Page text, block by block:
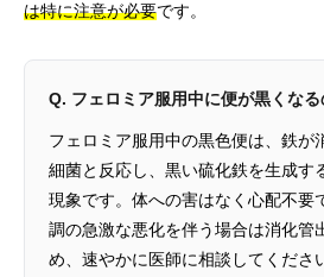
は特に注意が必要です。
Q. フェロミア服用中に便が黒くなる
フェロミア服用中の黒色便は、鉄が
細菌と反応し、黒い硫化鉄を生成す
現象です。体への害はなく心配不要
調の急激な悪化を伴う場合は消化管
め、速やかに医師に相談してくださ